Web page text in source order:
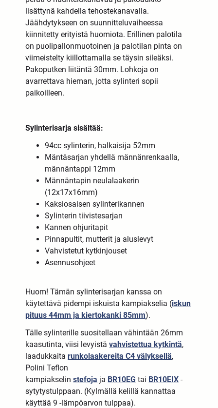
lisättynä kahdella tehostekanavalla.
Jäähdytykseen on suunnitteluvaiheessa
kiinnitetty erityistä huomiota. Erillinen palotila
on puolipallonmuotoinen ja palotilan pinta on
viimeistelty kiillottamalla se täysin sileäksi.
Pakoputken liitäntä 30mm. Lohkoja on
avarrettava hieman, jotta sylinteri sopii
paikoilleen.
Sylinterisarja sisältää:
94cc sylinterin, halkaisija 52mm
Mäntäsarjan yhdellä männänrenkaalla,
männäntappi 12mm
Männäntapin neulalaakerin
(12x17x16mm)
Kaksiosaisen sylinterikannen
Sylinterin tiivistesarjan
Kannen ohjuritapit
Pinnapultit, mutterit ja aluslevyt
Vahvistetut kytkinjouset
Asennusohjeet
Huom! Tämän sylinterisarjan kanssa on
käytettävä pidempi iskuista kampiakselia (iskun
pituus 44mm ja kiertokanki 85mm).
Tälle sylinterille suositellaan vähintään 26mm
kaasutinta, viisi levyistävahvistettua kytkintä,
laadukkaitarunkolaakereita C4 välyksellä,
Polini Teflon
kampiakselinstefoja ja BR10EG tai BR10EIX -
sytytystulppaan. (Kylmällä kelillä kannattaa
käyttää 9 -lämpöarvon tulppaa).